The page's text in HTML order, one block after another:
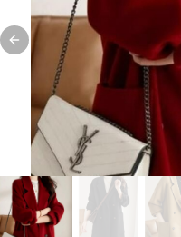
Previous slide